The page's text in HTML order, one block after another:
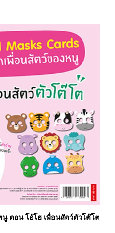
ตอน โอ้โฮ เพื่อนสัตว์ตัวโต๊โต